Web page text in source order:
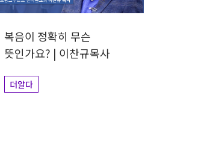
복음이 정확히 무슨
뜻인가요? | 이찬규목사
더알다